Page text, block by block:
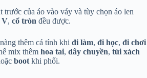
trước của áo vào váy và tùy chọn áo len
V, cổ tròn đều được.
thêm cá tính khi đi làm, đi học, đi chơi
mix thêm hoa tai, dây chuyền, túi xách
boot khi phối.